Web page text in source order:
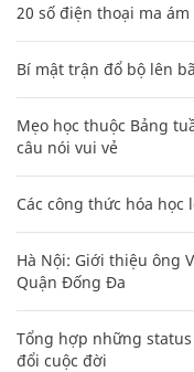
20 số điện thoại ma
Bí mật trận đổ bộ lên
Mẹo học thuộc Bảng
câu nói vui vẻ
Các công thức hóa
Hà Nội: Giới thiệu ông
Quận Đống Đa
Tổng hợp những
đổi cuộc đời